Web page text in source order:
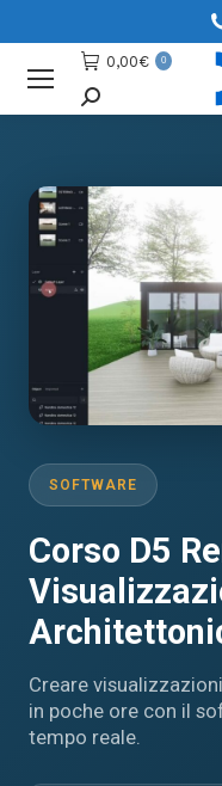
0,00€ 0
Cerca
SOFTWARE
Corso D5
Creare
in poche ore con il
tempo reale.